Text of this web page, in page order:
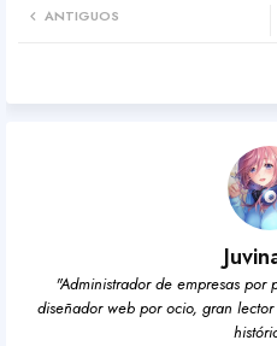
ANTIGUOS
"Administrador de empresas
diseñador web por ocio, gran